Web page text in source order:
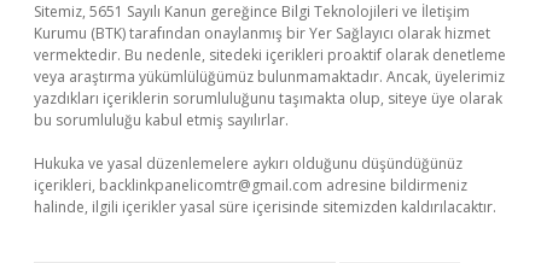
Sitemiz, 5651 Sayılı Kanun gereğince Bilgi Teknolojileri ve İletişim
Kurumu (BTK) tarafından onaylanmış bir Yer Sağlayıcı olarak hizmet
vermektedir. Bu nedenle, sitedeki içerikleri proaktif olarak denetleme
veya araştırma yükümlülüğümüz bulunmamaktadır. Ancak, üyelerimiz
yazdıkları içeriklerin sorumluluğunu taşımakta olup, siteye üye olarak
bu sorumluluğu kabul etmiş sayılırlar.
Hukuka ve yasal düzenlemelere aykırı olduğunu düşündüğünüz
içerikleri, backlinkpanelicomtr@gmail.com adresine bildirmeniz
halinde, ilgili içerikler yasal süre içerisinde sitemizden kaldırılacaktır.